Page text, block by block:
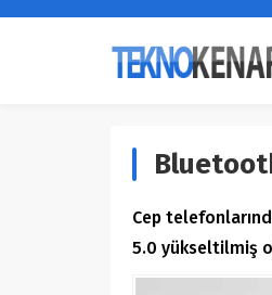
Cep
5.0 yükseltilmiş